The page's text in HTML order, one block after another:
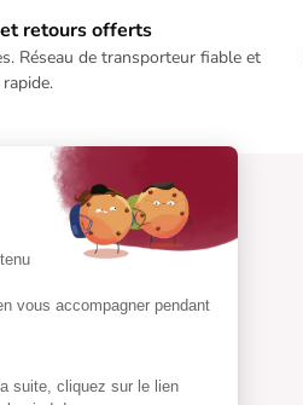
vous accompagner pendant
suite, cliquez sur le lien
retours offerts
Réseau de transporteur fiable et
rapide.